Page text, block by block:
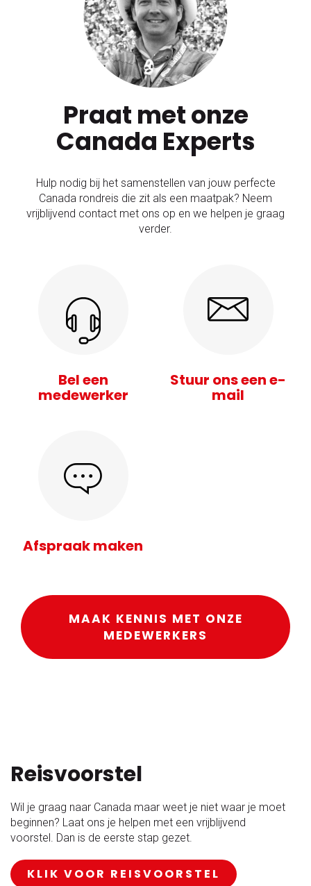
Praat met onze
Canada Experts
Hulp nodig bij het samenstellen van jouw perfecte
Canada rondreis die zit als een maatpak? Neem
vrijblijvend contact met ons op en we helpen je graag
verder.
Bel een
medewerker
Stuur ons een e-
mail
Afspraak maken
MAAK KENNIS MET ONZE
MEDEWERKERS
Reisvoorstel
Wil je graag naar Canada maar weet je niet waar je moet
beginnen? Laat ons je helpen met een vrijblijvend
voorstel. Dan is de eerste stap gezet.
KLIK VOOR REISVOORSTEL